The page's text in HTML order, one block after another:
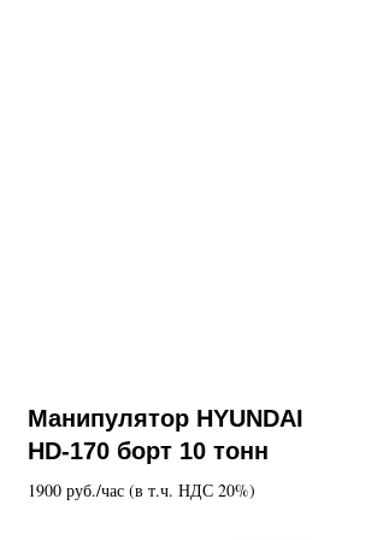
Манипулятор HYUNDAI
HD-170 борт 10 тонн
1900 руб./час (в т.ч. НДС 20%)